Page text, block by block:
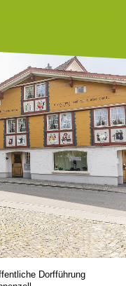
Dorfführung